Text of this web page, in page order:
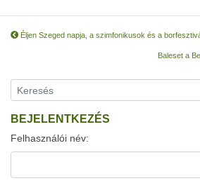
Éljen Szeged napja, a szimfonikusok és a
Baleset a
BEJELENTKEZÉS
Felhasználói név: